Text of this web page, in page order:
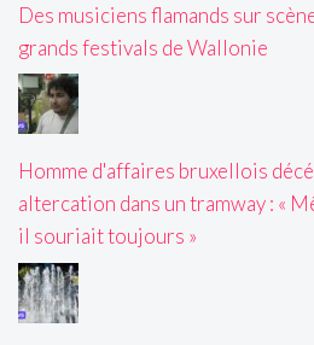
Des musiciens flamands sur
grands festivals de Wallonie
Homme d'affaires bruxellois
altercation dans un tramway : «
il souriait toujours »